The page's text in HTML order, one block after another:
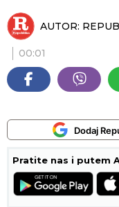
AUTOR:
00:01
Dodaj
Pratite nas i putem